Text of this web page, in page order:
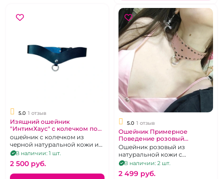
5.0 1 отзыв
Изящний ошейник
"ИнтимХаус" с колечком под
поводок
ошейник с колечком из
черной натуральной кожи и
синей замшей
В наличии: 1 шт.
2 500 pуб.
5.0 1 отзыв
Ошейник Примерное
Поведение розовый
"ИнтимХаус"
Ошейник розовый из
натуральной кожи с
клепками и круглым кольцом
В наличии: 2 шт.
2 499 pуб.